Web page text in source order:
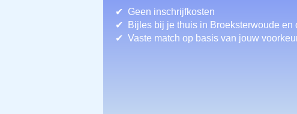
Geen inschrijfkosten
Bijles bij je thuis in Broeksterwoude en
Vaste match op basis van jouw